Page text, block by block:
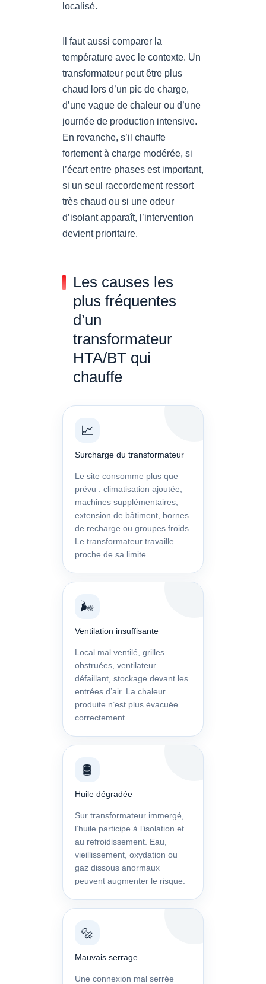
localisé.
Il faut aussi comparer la
température avec le contexte. Un
transformateur peut être plus
chaud lors d’un pic de charge,
d’une vague de chaleur ou d’une
journée de production intensive.
En revanche, s’il chauffe
fortement à charge modérée, si
l’écart entre phases est important,
si un seul raccordement ressort
très chaud ou si une odeur
d’isolant apparaît, l’intervention
devient prioritaire.
Les causes les
plus fréquentes
d’un
transformateur
HTA/BT qui
chauffe
📈
Surcharge du transformateur
Le site consomme plus que
prévu : climatisation ajoutée,
machines supplémentaires,
extension de bâtiment, bornes
de recharge ou groupes froids.
Le transformateur travaille
proche de sa limite.
🌬️
Ventilation insuffisante
Local mal ventilé, grilles
obstruées, ventilateur
défaillant, stockage devant les
entrées d’air. La chaleur
produite n’est plus évacuée
correctement.
🛢️
Huile dégradée
Sur transformateur immergé,
l’huile participe à l’isolation et
au refroidissement. Eau,
vieillissement, oxydation ou
gaz dissous anormaux
peuvent augmenter le risque.
🔩
Mauvais serrage
Une connexion mal serrée